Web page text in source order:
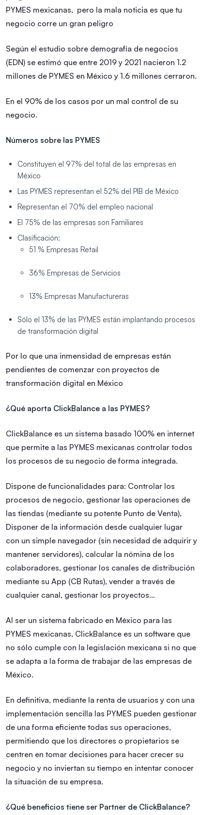
PYMES mexicanas, pero la mala noticia es que tu
negocio corre un gran peligro
Según el estudio sobre demografía de negocios
(EDN) se estimó que entre 2019 y 2021 nacieron 1.2
millones de PYMES en México y 1.6 millones cerraron.
En el 90% de los casos por un mal control de su
negocio.
Números sobre las PYMES
Constituyen el 97% del total de las empresas en
México
Las PYMES representan el 52% del PIB de México
Representan el 70% del empleo nacional
El 75% de las empresas son Familiares
Clasificación:
51 % Empresas Retail
36% Empresas de Servicios
13% Empresas Manufactureras
Sólo el 13% de las PYMES están implantando procesos
de transformación digital
Por lo que una inmensidad de empresas están
pendientes de comenzar con proyectos de
transformación digital en México
¿Qué aporta ClickBalance a las PYMES?
ClickBalance es un sistema basado 100% en internet
que permite a las PYMES mexicanas controlar todos
los procesos de su negocio de forma integrada.
Dispone de funcionalidades para: Controlar los
procesos de negocio, gestionar las operaciones de
las tiendas (mediante su potente Punto de Venta),
Disponer de la información desde cualquier lugar
con un simple navegador (sin necesidad de adquirir y
mantener servidores), calcular la nómina de los
colaboradores, gestionar los canales de distribución
mediante su App (CB Rutas), vender a través de
cualquier canal, gestionar los proyectos…
Al ser un sistema fabricado en México para las
PYMES mexicanas, ClickBalance es un software que
no sólo cumple con la legislación mexicana si no que
se adapta a la forma de trabajar de las empresas de
México.
En definitiva, mediante la renta de usuarios y con una
implementación sencilla las PYMES pueden gestionar
de una forma eficiente todas sus operaciones,
permitiendo que los directores o propietarios se
centren en tomar decisiones para hacer crecer su
negocio y no inviertan su tiempo en intentar conocer
la situación de su empresa.
¿Qué beneficios tiene ser Partner de ClickBalance?